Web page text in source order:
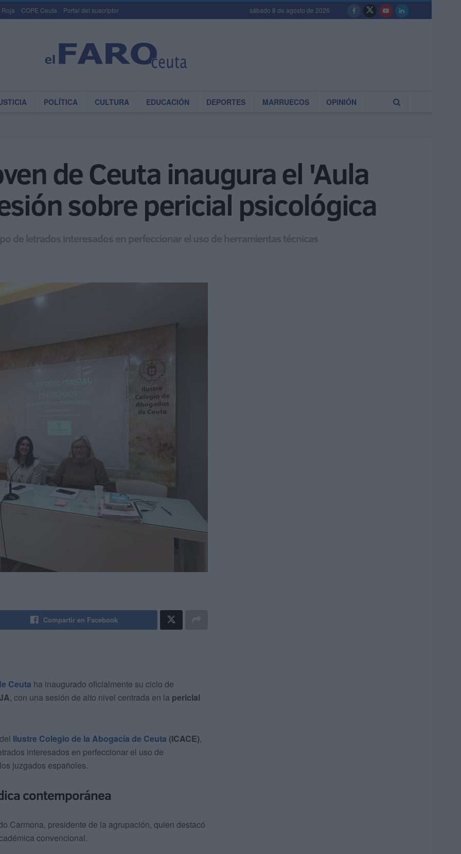
Roja COPE Ceuta Portal del suscriptor sábado 8 de agosto de 2026
POLÍTICA CULTURA EDUCACIÓN DEPORTES MARRUECOS OPINIÓN
de Ceuta inaugura el 'Aula
sobre pericial psicológica
de letrados interesados en perfeccionar el uso de herramientas técnicas
Compartir en Facebook
Ceuta ha inaugurado oficialmente su ciclo de
, con una sesión de alto nivel centrada en la pericial
Ilustre Colegio de la Abogacía de Ceuta (ICACE),
interesados en perfeccionar el uso de
juzgados españoles.
contemporánea
Carmona, presidente de la agrupación, quien destacó
convencional.